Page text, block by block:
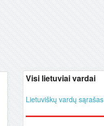
Visi lietuviai vardai
Lietuviškų vardų sąrašas